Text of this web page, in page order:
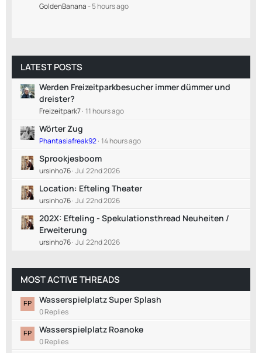
GoldenBanana -5 hours ago
LATEST POSTS
Werden Freizeitparkbesucher immer dümmer und
dreister?
Freizeitpark7 11 hours ago
Wörter Zug
Phantasiafreak92 14 hours ago
Sprookjesboom
ursinho76 Jul 22nd 2026
Location: Efteling Theater
ursinho76 Jul 22nd 2026
202X: Efteling - Spekulationsthread Neuheiten /
Erweiterung
ursinho76 Jul 22nd 2026
MOST ACTIVE THREADS
Wasserspielplatz Super Splash
0 Replies
Wasserspielplatz Roanoke
0 Replies